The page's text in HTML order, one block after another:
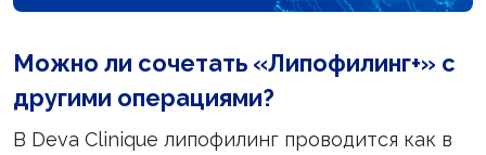
Можно ли сочетать «Липофилинг+» с
другими операциями?
В Deva Clinique липофилинг проводится как в